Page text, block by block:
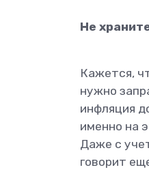
Не
Кажется,
нужно
инфляция
именно на
Даже с
говорит